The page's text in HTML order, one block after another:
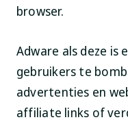
browser.
Adware als deze is
gebruikers te
advertenties en
affiliate links of